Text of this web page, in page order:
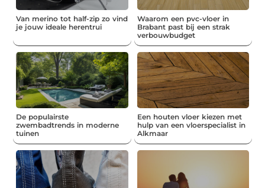
Van merino tot half-zip zo vind
je jouw ideale herentrui
Waarom een pvc-vloer in
Brabant past bij een strak
verbouwbudget
De populairste
zwembadtrends in moderne
tuinen
Een houten vloer kiezen met
hulp van een vloerspecialist in
Alkmaar